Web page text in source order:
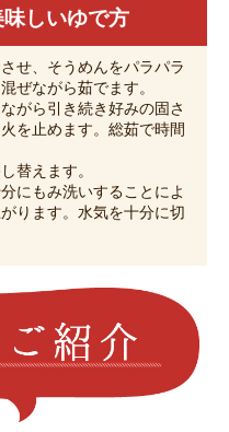
しいゆで方
せ、そうめんをパラパラ
ぜながら茹でます。
がら引き続き好みの固さ
を止めます。総茹で時間
替えます。
にもみ洗いすることによ
ります。水気を十分に切